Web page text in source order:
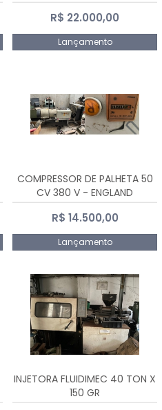
R$ 22.000,00
Lançamento
COMPRESSOR DE PALHETA 50
CV 380 V - ENGLAND
R$ 14.500,00
Lançamento
INJETORA FLUIDIMEC 40 TON X
150 GR